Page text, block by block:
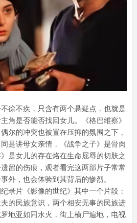
不徐不疾，只含有两个悬疑点，也就是
角是否能否找回女儿。《格巴维察》
尔的冲突也被置在压抑的氛围之下，
是讲母女亲情，《战争之子》是骨肉
是女儿的存在烙在生命屈辱的切肤之
留的伤痕，观者看完这两部片子常常
外，也会体验到其背后的惨烈。
录片《影像的世纪》其中一个片段：
的民族意识，两个相安无事的民族进
地亚如同水火，街上横尸遍地，电视